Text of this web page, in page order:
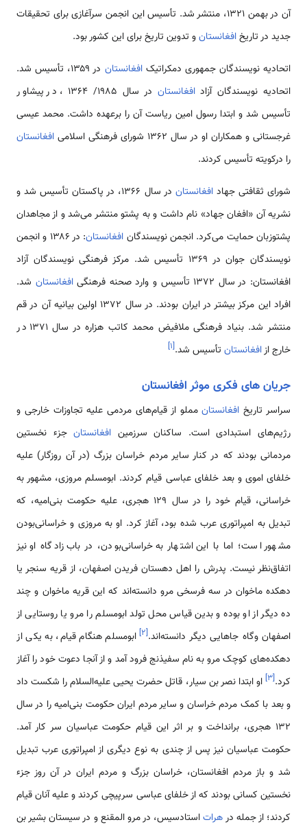
آن در بهمن ۱۳۲۱، منتشر شد. تأسیس این انجمن سرآغازی برای تحقیقات
جدید در تاریخافغانستانو تدوین تاریخ برای این کشور بود.
اتحادیه نویسندگان جمهوری دمکراتیکافغانستان
در ۱۳۵۹، تأسیس شد.
اتحادیه نویسندگان آزادافغانستان
در سال ۱۹۸۵/ ۱۳۶۴ ، در پیشاور
تأسیس شد و ابتدا رسول امین ریاست آن را برعهده داشت. محمد عیسی
غرجستانی و همکاران او در سال ۱۳۶۲ شورای فرهنگی اسلامی
افغانستان
را درکویته تأسیس کردند.
شورای ثقافتی جهادافغانستان
در سال ۱۳۶۶، در پاکستان تأسیس شد و
نشریه آن «افغان جهاد» نام داشت و به پشتو منتشر می‌شد و از مجاهدان
پشتوزبان حمایت می‌کرد. انجمن نویسندگان افغانستان
: در ۱۳۸۶ و انجمن
نویسندگان جوان در ۱۳۶۹ تأسیس شد. مرکز فرهنگی نویسندگان آزاد
افغانستان: در سال ۱۳۷۲ تأسیس و وارد صحنه فرهنگی
افغانستان شد.
افراد این مرکز بیشتر در ایران بودند. در سال ۱۳۷۲ اولین بیانیه آن در قم
منتشر شد. بنیاد فرهنگی ملافیض محمد کاتب هزاره در سال ۱۳۷۱ در
خارج ازافغانستان تأسیس شد.[۱]
جریان های فکری موثر افغانستان
سراسر تاریخ افغانستانمملو از قیام‌های مردمی علیه تجاوزات خارجی و
رژیم‌های استبدادی است. ساکنان سرزمین افغانستانجزء نخستین
مردمانی بودند که در کنار سایر مردم خراسان بزرگ (در آن روزگار) علیه
خلفای اموی و بعد خلفای عباسی قیام کردند. ابومسلم مروزی، مشهور به
خراسانی، قیام خود را در سال ۱۲۹ هجری، علیه حکومت بنی‌امیه، که
تبدیل به امپراتوری عرب شده بود، آغاز کرد. او به مروزی و خراسانی‌بودن
مشهور است؛ اما با این اشتهار به خراسانی‌بودن، در باب زادگاه او نیز
اتفاق‌نظر نیست. پدرش را اهل دهستان فریدن اصفهان، از قریه سنجر یا
دهکده ماخوان در سه فرسخی مرو دانسته‌اند که این قریه ماخوان و چند
ده دیگر از او بوده و بدین قیاس محل تولد ابومسلم را مرو یا روستایی از
اصفهان وگاه جاهایی دیگر دانسته‌اند.[۲]ابومسلم هنگام قیام، به یکی از
دهکده‌های کوچک مرو به نام سفیذنج فرود آمد و از آنجا دعوت خود را آغاز
کرد.[۳] او ابتدا نصر بن سیار، قاتل حضرت یحیی علیه‌السلام را شکست داد
و بعد با کمک مردم خراسان و سایر مردم ایران حکومت بنی‌امیه را در سال
۱۳۲ هجری، برانداخت و بر اثر این قیام حکومت عباسیان سر کار آمد.
حکومت عباسیان نیز پس از چندی به نوع دیگری از امپراتوری عرب تبدیل
شد و باز مردم افغانستان، خراسان بزرگ و مردم ایران در آن روز جزء
نخستین کسانی بودند که از خلفای عباسی سرپیچی کردند و علیه آنان قیام
کردند؛ از جمله درهراتاستادسیس، در مرو المقنع و در سیستان بشیر بن